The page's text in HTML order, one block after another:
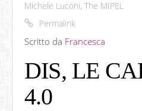
Michele Luconi, The MIPEL
Permalink
Scritto da Francesca
DIS, LE
4.0